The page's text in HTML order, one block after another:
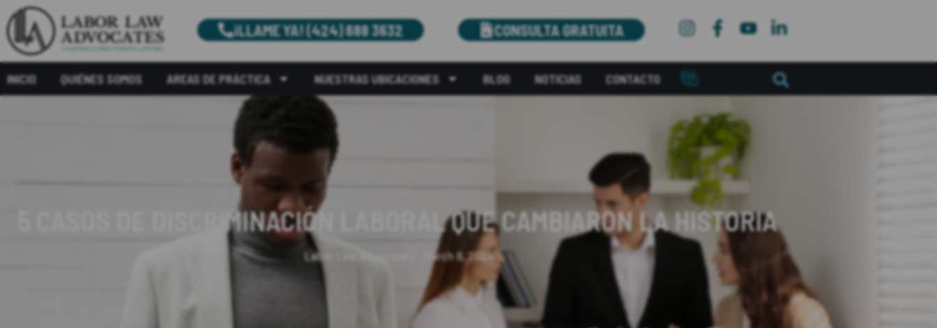
¡LLAME YA! (424) 688 3632 CONSULTA GRATUITA
INICIO QUIÉNES SOMOS AREAS DE PRÁCTICA NUESTRAS UBICACIONES BLOG NOTICIAS CONTACTO
5 CASOS DE DISCRIMINACIÓN LABORAL QUE CAMBIARON LA HISTORIA
Labor Law Advocates. March 6, 2024